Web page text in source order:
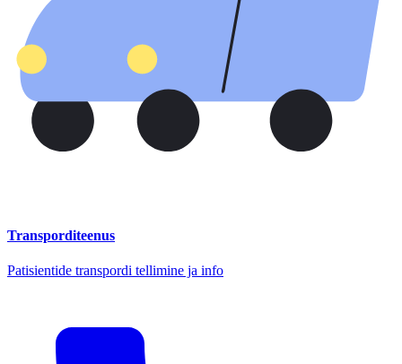
Transporditeenus
Patisientide transpordi tellimine ja info